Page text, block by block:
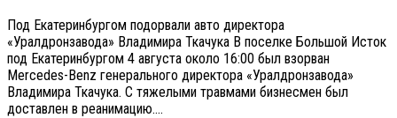
Под Екатеринбургом подорвали авто директора
«Уралдронзавода» Владимира Ткачука В поселке Большой Исток
под Екатеринбургом 4 августа около 16:00 был взорван
Mercedes-Benz генерального директора «Уралдронзавода»
Владимира Ткачука. С тяжелыми травмами бизнесмен был
доставлен в реанимацию....